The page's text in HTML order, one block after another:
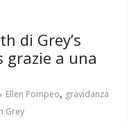
di Grey’s
grazie a una
Ellen Pompeo, gravidanza
Grey